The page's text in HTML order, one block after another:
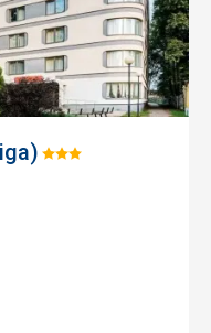
Hodnotenie: